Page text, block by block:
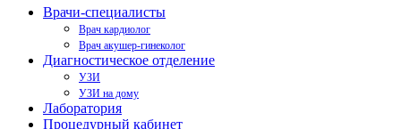
Врачи-специалисты
Врач кардиолог
Врач акушер-гинеколог
Диагностическое отделение
УЗИ
УЗИ на дому
Лаборатория
Процедурный кабинет